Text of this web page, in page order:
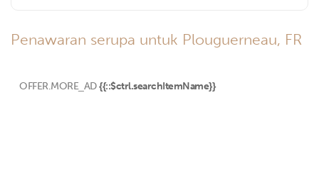
Penawaran serupa untuk Plouguerneau, FR
OFFER.MORE_AD {{::$ctrl.searchItemName}}